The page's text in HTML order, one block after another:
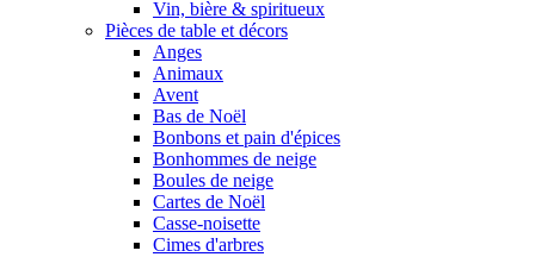
Vin, bière & spiritueux
Pièces de table et décors
Anges
Animaux
Avent
Bas de Noël
Bonbons et pain d'épices
Bonhommes de neige
Boules de neige
Cartes de Noël
Casse-noisette
Cimes d'arbres